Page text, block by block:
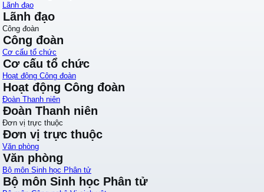
Lãnh đạo
Lãnh đạo
Công đoàn
Công đoàn
Cơ cấu tổ chức
Cơ cấu tổ chức
Hoạt động Công đoàn
Hoạt động Công đoàn
Đoàn Thanh niên
Đoàn Thanh niên
Đơn vị trực thuộc
Đơn vị trực thuộc
Văn phòng
Văn phòng
Bộ môn Sinh học Phân tử
Bộ môn Sinh học Phân tử